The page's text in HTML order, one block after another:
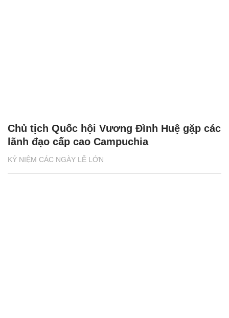
KỶ NIỆM CÁC NGÀY LỄ LỚN
Chủ tịch Quốc hội Vương Đình Huệ gặp các
lãnh đạo cấp cao Campuchia